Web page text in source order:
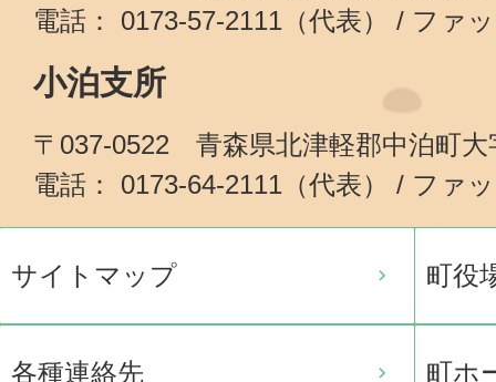
電話： 0173-57-2111（代表） / ファ
小泊支所
〒037-0522 青森県北津軽郡中泊町大
電話： 0173-64-2111（代表） / ファ
サイトマップ 町役
各種連絡先 町ホ